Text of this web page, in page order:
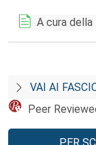
A cura della
VAI AI
Peer